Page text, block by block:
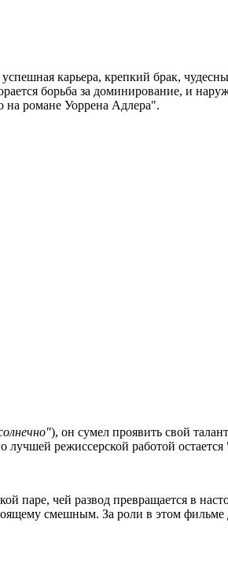
карьера, крепкий брак,
борьба за доминирование, и
на романе Уоррена Адлера".
), он сумел проявить свой
лучшей режиссерской работой
паре, чей развод превращается в
смешным. За роли в этом